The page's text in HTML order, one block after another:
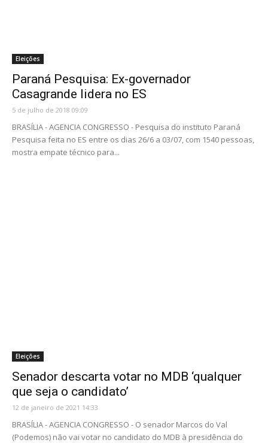
Eleições
Paraná Pesquisa: Ex-governador
Casagrande lidera no ES
5 de julho de 2018 09:09
BRASÍLIA - AGENCIA CONGRESSO - Pesquisa do instituto Paraná
Pesquisa feita no ES entre os dias 26/6 a 03/07, com 1540 pessoas,
mostra empate técnico para...
Eleições
Senador descarta votar no MDB ‘qualquer
que seja o candidato’
12 de janeiro de 2021 14:33
BRASÍLIA - AGENCIA CONGRESSO - O senador Marcos do Val
(Podemos) não vai votar no candidato do MDB à presidência do